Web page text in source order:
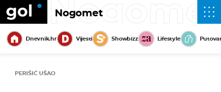
Nogomet
Dnevnik.hr Vijesti Showbizz Lifestyle
PERIŠIĆ UŠAO